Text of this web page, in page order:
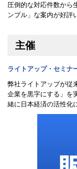
圧倒的な対応件数から
ンプル」な案内が好評
主催
ライトアップ・セミナ
弊社ライトアップが従
企業を黒字にする」を
緒に日本経済の活性化